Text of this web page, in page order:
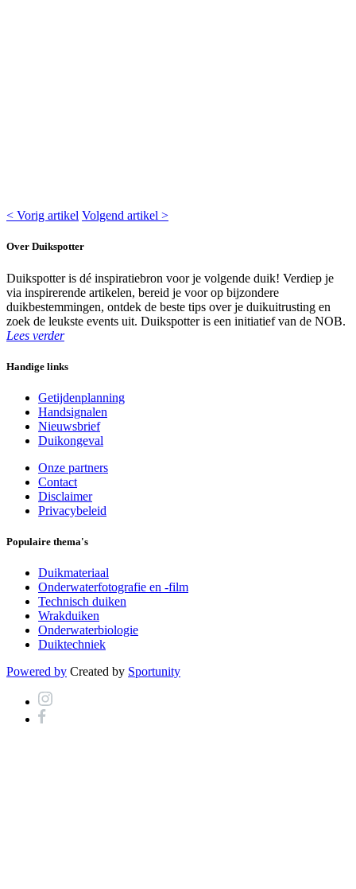
< Vorig artikel Volgend artikel >
Over Duikspotter
Duikspotter is dé inspiratiebron voor je volgende duik! Verdiep je
via inspirerende artikelen, bereid je voor op bijzondere
duikbestemmingen, ontdek de beste tips over je duikuitrusting en
zoek de leukste events uit. Duikspotter is een initiatief van de NOB.
Lees verder
Handige links
Getijdenplanning
Handsignalen
Nieuwsbrief
Duikongeval
Onze partners
Contact
Disclaimer
Privacybeleid
Populaire thema's
Duikmateriaal
Onderwaterfotografie en -film
Technisch duiken
Wrakduiken
Onderwaterbiologie
Duiktechniek
Powered by Created by Sportunity